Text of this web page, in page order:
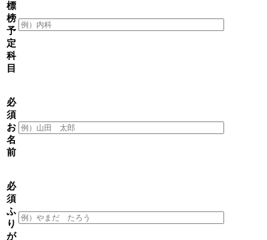
標
榜
予
定
科
目
必
須
お
名
前
必
須
ふ
り
が